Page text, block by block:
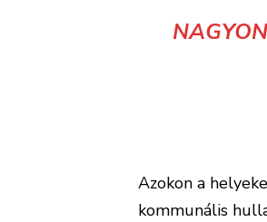
Azokon a
kommunális